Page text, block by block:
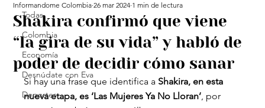
Todas
Colombia
Economía
Desnúdate con Eva
Deportes
Shakira confirmó que viene
“la gira de su vida” y habló de
poder de decidir cómo sanar
Informandome Colombia 26 mar 2024 1 min de lectura
Si hay una frase que identifica a Shakira, en esta
nueva etapa, es ‘Las Mujeres Ya No Lloran’, por